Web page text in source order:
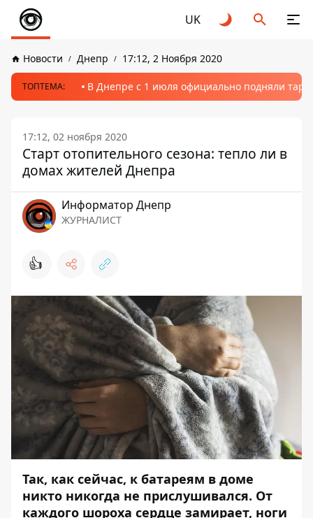
UK
Новости Днепр 17:12, 2 Ноября 2020
ТОПТЕМА: В Днепре с 1 июля официально подняли
17:12, 02 ноября 2020
Старт отопительного сезона: тепло ли в
домах жителей Днепра
Информатор Днепр
ЖУРНАЛИСТ
👍
Так, как сейчас, к батареям в доме
никто никогда не прислушивался. От
каждого шороха сердце замирает, ноги